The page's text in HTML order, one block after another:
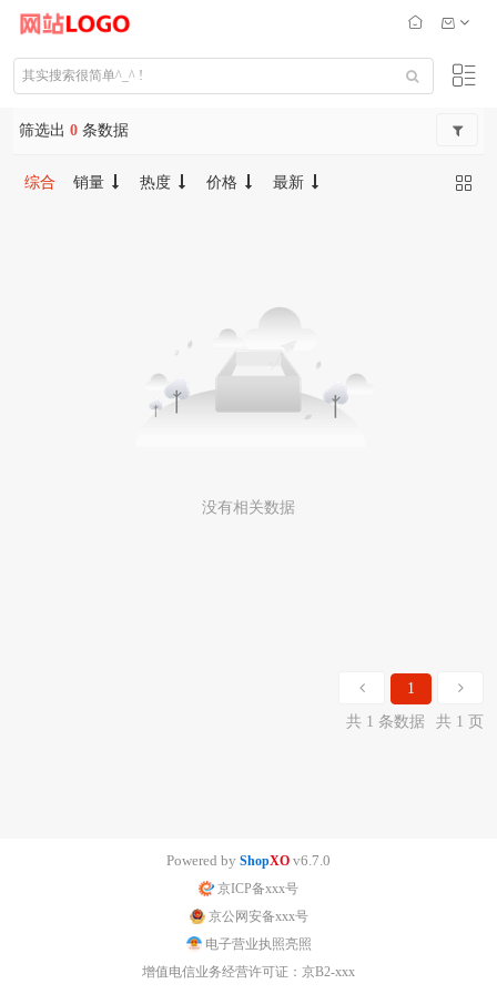
筛选出 0 条数据
综合 销量 热度 价格 最新
没有相关数据
1
共 1 条数据
共 1 页
Powered by ShopXO v6.7.0
京ICP备xxx号
京公网安备xxx号
电子营业执照亮照
增值电信业务经营许可证：京B2-xxx